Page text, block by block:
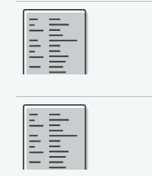
შევიტყოთ მეტი
შევიტყოთ მეტი